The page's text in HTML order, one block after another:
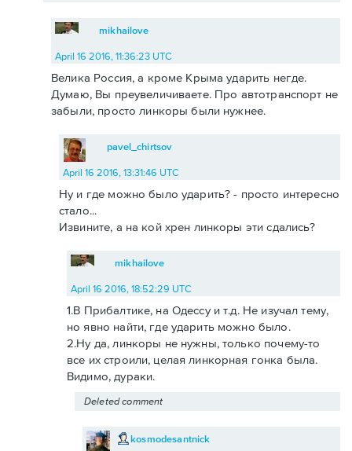
mikhailove
April 16 2016, 11:36:23 UTC
Велика Россия, а кроме Крыма ударить негде.
Думаю, Вы преувеличиваете. Про автотранспорт не
забыли, просто линкоры были нужнее.
pavel_chirtsov
April 16 2016, 13:31:46 UTC
Ну и где можно было ударить? - просто интересно
стало...
Извините, а на кой хрен линкоры эти сдались?
mikhailove
April 16 2016, 18:52:29 UTC
1.В Прибалтике, на Одессу и т.д. Не изучал тему,
но явно найти, где ударить можно было.
2.Ну да, линкоры не нужны, только почему-то
все их строили, целая линкорная гонка была.
Видимо, дураки.
Deleted comment
kosmodesantnick